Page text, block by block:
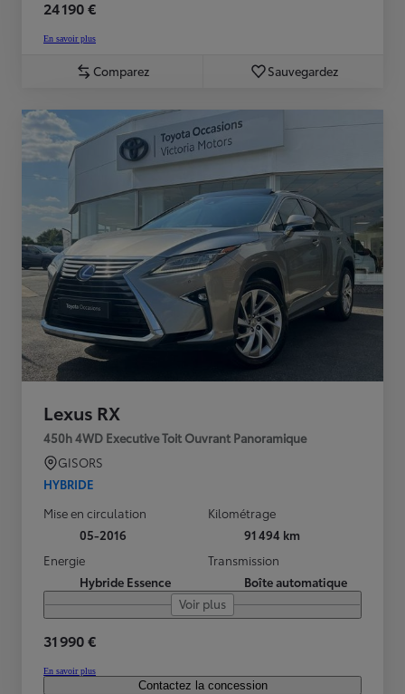
24 190 €
En savoir plus
Comparez Sauvegardez
Lexus RX
450h 4WD Executive Toit Ouvrant Panoramique
GISORS
HYBRIDE
Mise en circulation
05-2016
Kilométrage
91 494 km
Energie
Hybride Essence
Transmission
Boîte automatique
Voir plus
31 990 €
En savoir plus
Contactez la concession